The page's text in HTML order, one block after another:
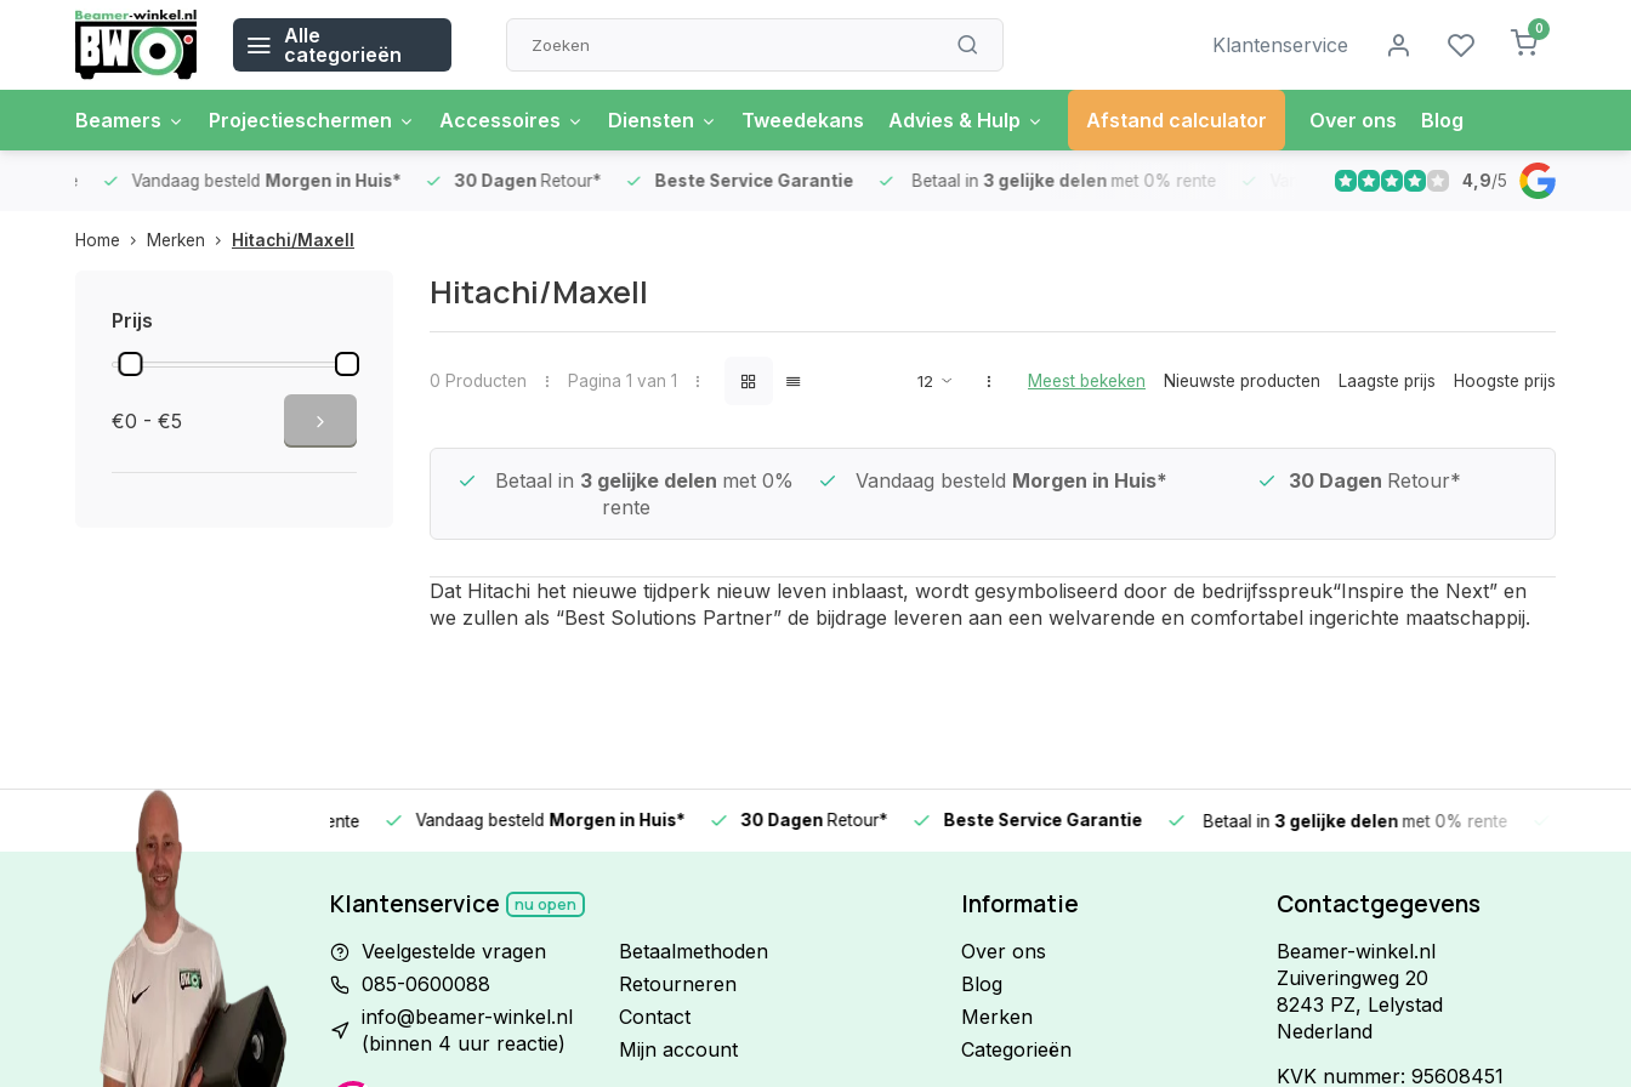
Alle
categorieën
Klantenservice
0
Beamers Projectieschermen Accessoires Diensten Tweedekans Advies & Hulp Afstand calculator Over ons Blog
Vandaag besteldMorgen in Huis* 30 DagenRetour* Beste Service Garantie Betaal in 3 gelijke delen met 0% rente Vandaag besteldMorgen in Huis*
4,9/5
Home Merken Hitachi/Maxell
Prijs
€0 - €5
Hitachi/Maxell
0 Producten Pagina 1 van 1 Meest bekeken Nieuwste producten Laagste prijs Hoogste prijs
Beste Service Garantie Betaal in 3 gelijke delen met 0%
rente
Vandaag besteld Morgen in Huis* 30 Dagen Retour*
Dat Hitachi het nieuwe tijdperk nieuw leven inblaast, wordt gesymboliseerd door de bedrijfsspreuk“Inspire the Next” en
we zullen als “Best Solutions Partner” de bijdrage leveren aan een welvarende en comfortabel ingerichte maatschappij.
3 gelijke delen Vandaag besteldMorgen in Huis* 30 DagenRetour* Beste Service Garantie Betaal in3 gelijke delen met 0% rente
Klantenservice nu open
Veelgestelde vragen
085-0600088
info@beamer-winkel.nl
(binnen 4 uur reactie)
Betaalmethoden
Retourneren
Contact
Mijn account
Informatie
Over ons
Blog
Merken
Categorieën
Contactgegevens
Beamer-winkel.nl
Zuiveringweg 20
8243 PZ, Lelystad
Nederland
KVK nummer: 95608451